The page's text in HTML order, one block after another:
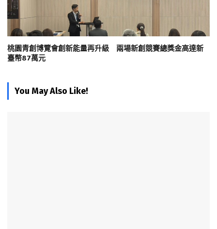
桃園青創博覽會創新能量再升級 兩場新創競賽總獎金高達新
臺幣87萬元
You May Also Like!